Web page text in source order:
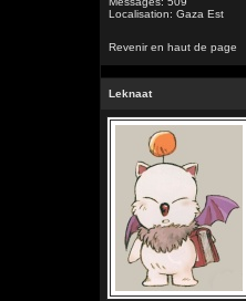
Localisation: Gaza Est
Revenir en haut de page
Leknaat